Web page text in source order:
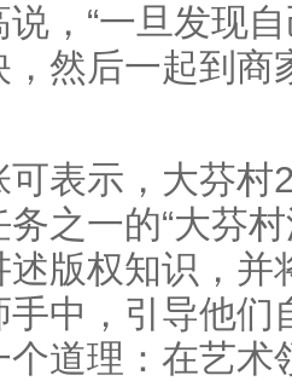
说，“一旦发现
，然后一起到商
可表示，大芬村
务之一的“大芬
述版权知识，并
手中，引导他们
个道理：在艺术